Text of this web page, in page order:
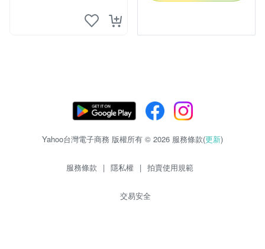
Yahoo台灣電子商務 版權所有 © 2026 服務條款(更新)
服務條款 | 隱私權 | 拍賣使用規範
交易安全